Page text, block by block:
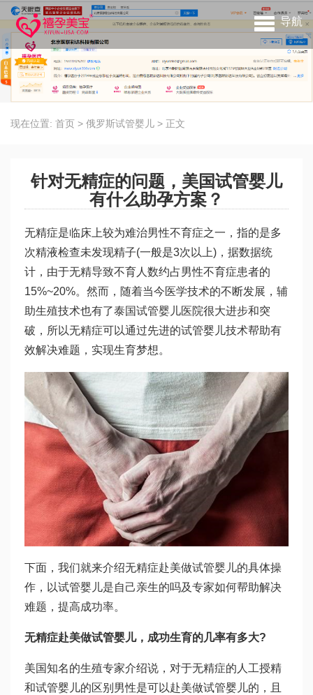
导航
现在位置: 首页 > 俄罗斯试管婴儿 > 正文
针对无精症的问题，美国试管婴儿
有什么助孕方案？
无精症是临床上较为难治男性不育症之一，指的是多
次精液检查未发现精子(一般是3次以上)，据数据统
计，由于无精导致不育人数约占男性不育症患者的
15%~20%。然而，随着当今医学技术的不断发展，辅
助生殖技术也有了泰国试管婴儿医院很大进步和突
破，所以无精症可以通过先进的试管婴儿技术帮助有
效解决难题，实现生育梦想。
下面，我们就来介绍无精症赴美做试管婴儿的具体操
作，以试管婴儿是自己亲生的吗及专家如何帮助解决
难题，提高成功率。
无精症赴美做试管婴儿，成功生育的几率有多大?
美国知名的生殖专家介绍说，对于无精症的人工授精
和试管婴儿的区别 男性是可以赴美做试管婴儿的，且